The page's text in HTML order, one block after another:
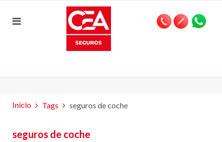
Inicio Tags seguros de coche
seguros de coche